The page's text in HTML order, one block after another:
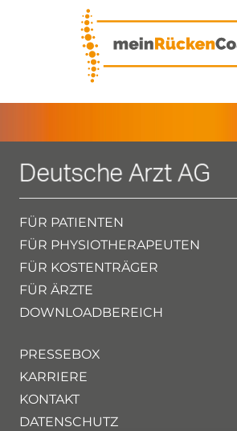
FÜR PATIENTEN
FÜR PHYSIOTHERAPEUTEN
FÜR KOSTENTRÄGER
FÜR ÄRZTE
DOWNLOADBEREICH
PRESSEBOX
KARRIERE
KONTAKT
DATENSCHUTZ